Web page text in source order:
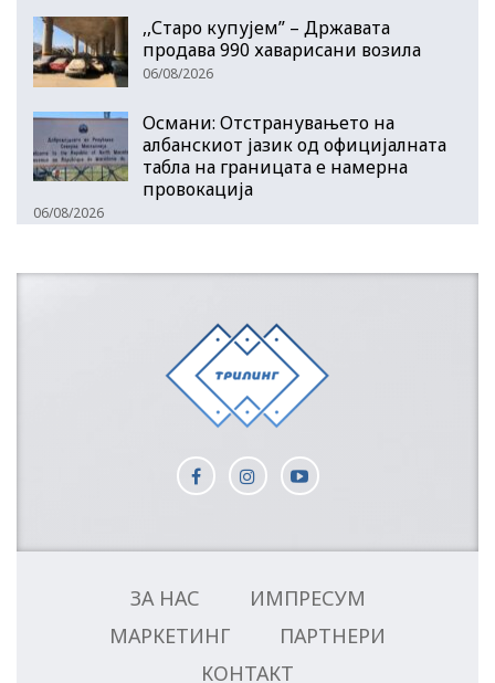
,,Старо купујем” – Државата
продава 990 хаварисани возила
06/08/2026
Османи: Отстранувањето на
албанскиот јазик од официјалната
табла на границата е намерна
провокација
06/08/2026
ЗА НАС
ИМПРЕСУМ
МАРКЕТИНГ
ПАРТНЕРИ
КОНТАКТ